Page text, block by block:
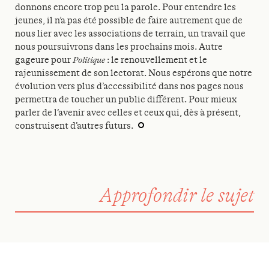
donnons encore trop peu la parole. Pour entendre les
jeunes, il n’a pas été possible de faire autrement que de
nous lier avec les associations de terrain, un travail que
nous poursuivrons dans les prochains mois. Autre
gageure pourPolitique : le renouvellement et le
rajeunissement de son lectorat. Nous espérons que notre
évolution vers plus d’accessibilité dans nos pages nous
permettra de toucher un public différent. Pour mieux
parler de l’avenir avec celles et ceux qui, dès à présent,
construisent d’autres futurs.
Approfondir le sujet